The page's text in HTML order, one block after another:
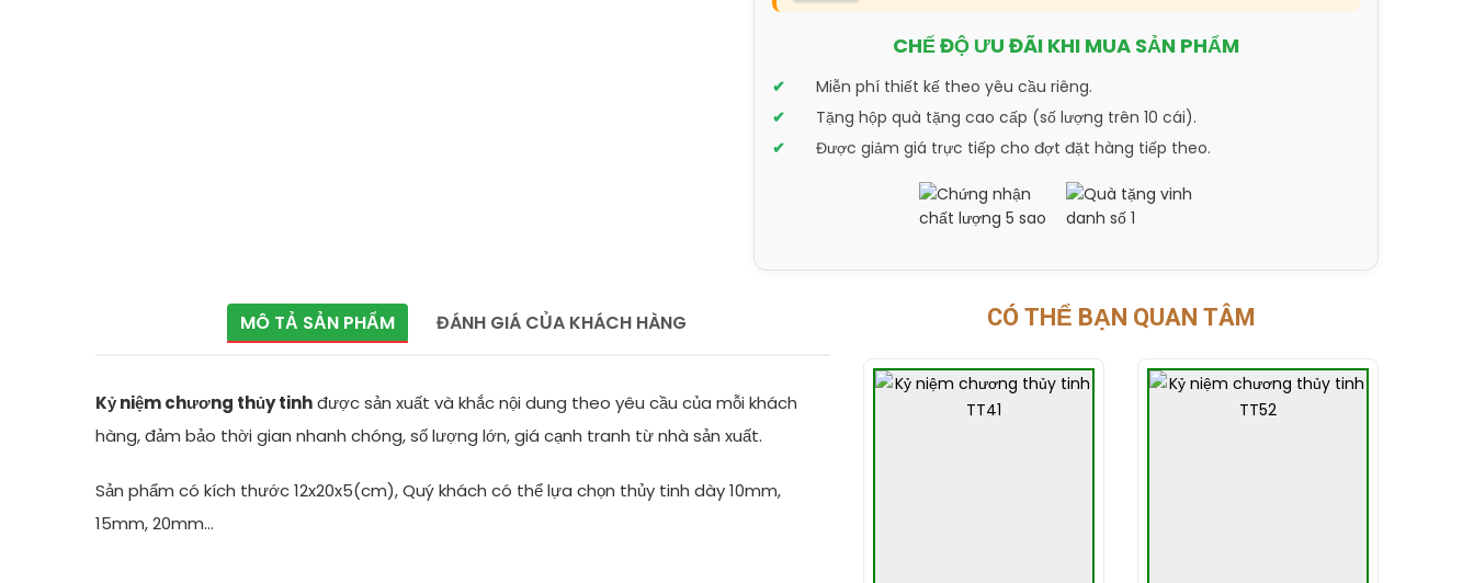
CHẾ ĐỘ ƯU ĐÃI KHI MUA SẢN PHẨM
Miễn phí thiết kế theo yêu cầu riêng.
Tặng hộp quà tặng cao cấp (số lượng trên 10 cái).
Được giảm giá trực tiếp cho đợt đặt hàng tiếp theo.
MÔ TẢ SẢN PHẨM ĐÁNH GIÁ CỦA KHÁCH HÀNG
Kỷ niệm chương thủy tinhđược sản xuất và khắc nội dung theo yêu cầu của mỗi khách
hàng, đảm bảo thời gian nhanh chóng, số lượng lớn, giá cạnh tranh từ nhà sản xuất.
Sản phẩm có kích thước 12x20x5(cm), Quý khách có thể lựa chọn thủy tinh dày 10mm,
15mm, 20mm…
CÓ THỂ BẠN QUAN TÂM